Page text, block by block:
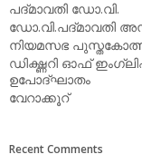
പദ്മാവതി ഡോ.വി.
ഡോ.വി.പദ്മാവതി
നിയമസഭ
ഡിക്ഷ്ണറി ഓഫ്
ഉപോദ്ഘാതം
വേറാക്കൂറ്
Recent Comments